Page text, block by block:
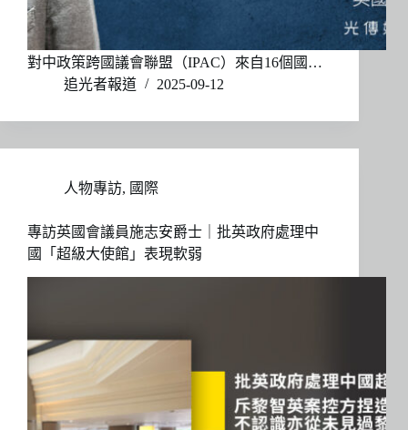
對中政策跨國議會聯盟（IPAC）來自16個國…
追光者報道
2025-09-12
人物專訪, 國際
專訪英國會議員施志安爵士｜批英政府處理中
國「超級大使館」表現軟弱